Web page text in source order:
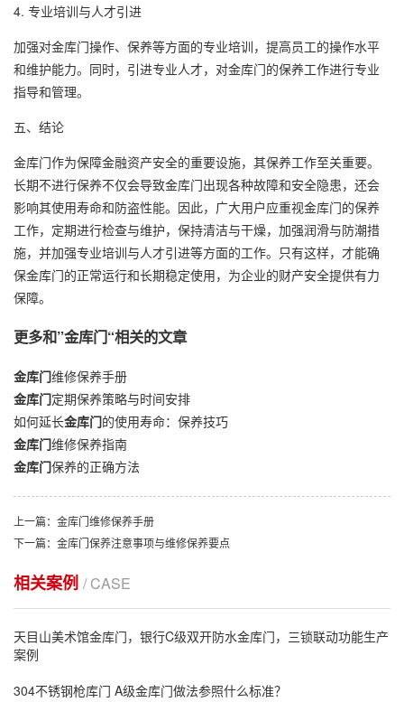
4. 专业培训与人才引进
加强对金库门操作、保养等方面的专业培训，提高员工的操作水平
和维护能力。同时，引进专业人才，对金库门的保养工作进行专业
指导和管理。
五、结论
金库门作为保障金融资产安全的重要设施，其保养工作至关重要。
长期不进行保养不仅会导致金库门出现各种故障和安全隐患，还会
影响其使用寿命和防盗性能。因此，广大用户应重视金库门的保养
工作，定期进行检查与维护，保持清洁与干燥，加强润滑与防潮措
施，并加强专业培训与人才引进等方面的工作。只有这样，才能确
保金库门的正常运行和长期稳定使用，为企业的财产安全提供有力
保障。
更多和”金库门“相关的文章
金库门维修保养手册
金库门定期保养策略与时间安排
如何延长金库门的使用寿命：保养技巧
金库门维修保养指南
金库门保养的正确方法
上一篇：金库门维修保养手册
下一篇：金库门保养注意事项与维修保养要点
相关案例 / CASE
天目山美术馆金库门，银行C级双开防水金库门，三锁联动功能生产
案例
304不锈钢枪库门 A级金库门做法参照什么标准？